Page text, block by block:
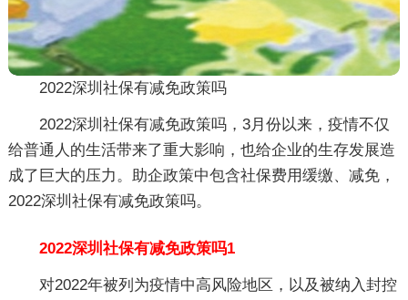
2022深圳社保有减免政策吗
2022深圳社保有减免政策吗，3月份以来，疫情不仅
给普通人的生活带来了重大影响，也给企业的生存发展造
成了巨大的压力。助企政策中包含社保费用缓缴、减免，
2022深圳社保有减免政策吗。
2022深圳社保有减免政策吗1
对2022年被列为疫情中高风险地区，以及被纳入封控